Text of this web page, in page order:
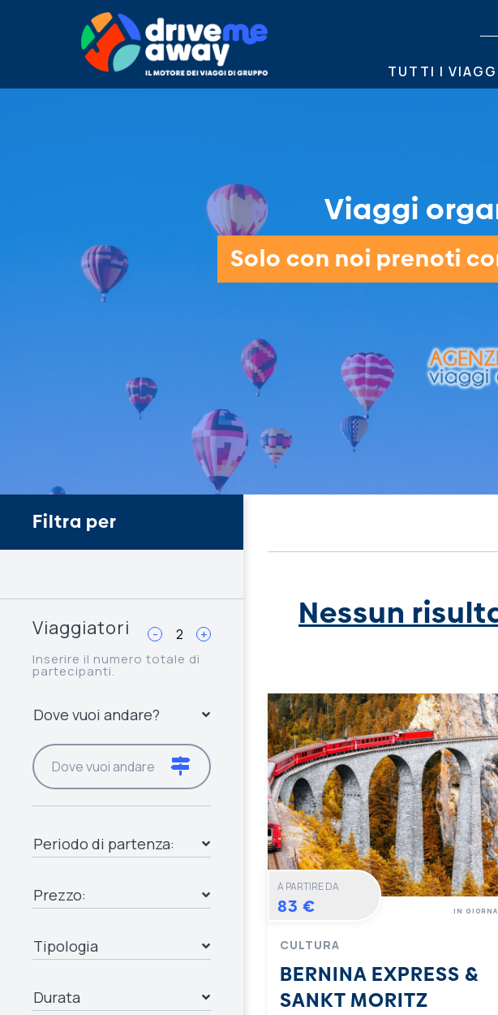
TUTTI I
Viaggi
Solo con noi prenoti
Filtra per
Viaggiatori - +
Inserire il numero totale di
partecipanti.
Dove vuoi andare?
Periodo di partenza:
Prezzo:
Tipologia
Durata
Nessun
A PARTIRE DA
83 €
CULTURA
BERNINA EXPRESS &
SANKT MORITZ
IN